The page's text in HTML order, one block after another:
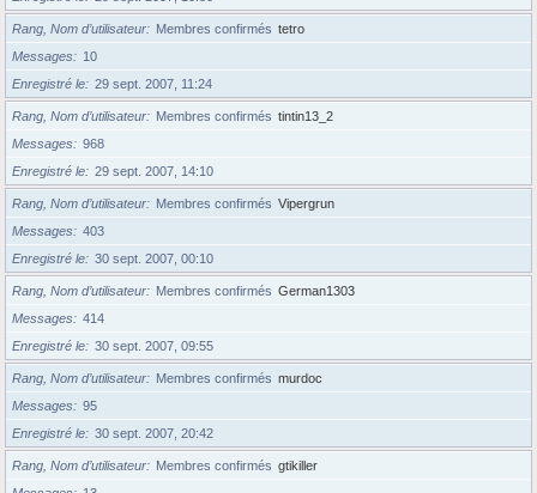
Rang, Nom d’utilisateur Membres confirmés tetro
Messages
10
Enregistré le
29 sept. 2007, 11:24
Rang, Nom d’utilisateur Membres confirmés tintin13_2
Messages
968
Enregistré le
29 sept. 2007, 14:10
Rang, Nom d’utilisateur Membres confirmés Vipergrun
Messages
403
Enregistré le
30 sept. 2007, 00:10
Rang, Nom d’utilisateur Membres confirmés German1303
Messages
414
Enregistré le
30 sept. 2007, 09:55
Rang, Nom d’utilisateur Membres confirmés murdoc
Messages
95
Enregistré le
30 sept. 2007, 20:42
Rang, Nom d’utilisateur Membres confirmés gtikiller